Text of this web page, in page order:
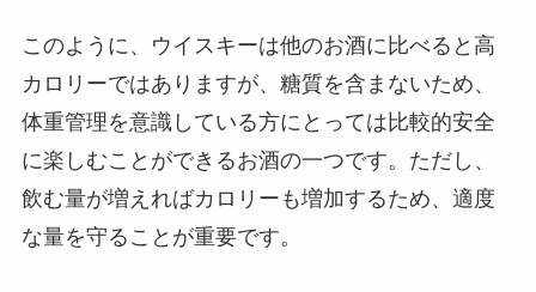
このように、ウイスキーは他のお酒に比べると高
カロリーではありますが、糖質を含まないため、
体重管理を意識している方にとっては比較的安全
に楽しむことができるお酒の一つです。ただし、
飲む量が増えればカロリーも増加するため、適度
な量を守ることが重要です。